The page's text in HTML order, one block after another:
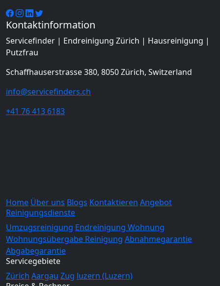
Kontaktinformation
Servicefinder | Endreinigung Zürich | Hausreinigung |
Putzfrau
Schaffhauserstrasse 380, 8050 Zürich, Switzerland
info@servicefinders.ch
+41 76 413 6183
Home Über uns Blogs Kontaktieren Angebot
Reinigungsdienste
Umzugsreinigung Endreinigung Wohnung
Wohnungsübergabe Reinigung Abnahmegarantie
Abgabegarantie
Servicegebiete
Zürich Aargau Zug luzern (Luzern)